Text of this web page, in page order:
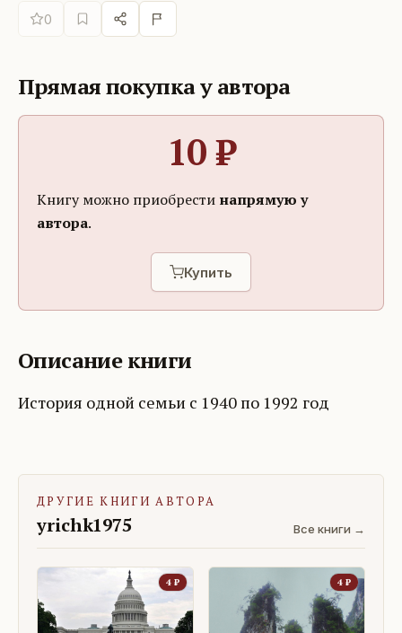
0
Прямая покупка у автора
10₽
Книгу можно приобрести напрямую у
автора.
Купить
Описание книги
История одной семьи с 1940 по 1992 год
ДРУГИЕ КНИГИ АВТОРА
yrichk1975 Все книги →
4 ₽ 4 ₽